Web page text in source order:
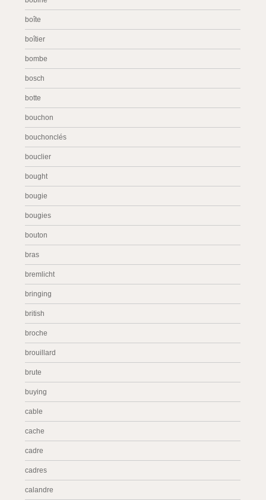
boîte
boîtier
bombe
bosch
botte
bouchon
bouchonclés
bouclier
bought
bougie
bougies
bouton
bras
bremlicht
bringing
british
broche
brouillard
brute
buying
cable
cache
cadre
cadres
calandre